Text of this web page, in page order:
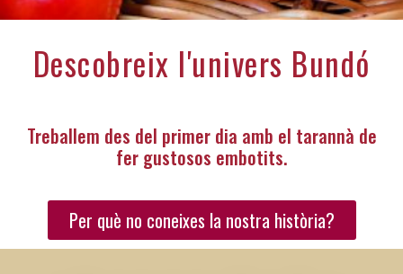
Descobreix l'univers Bundó
Treballem des del primer dia amb el tarannà de
fer gustosos embotits.
Per què no coneixes la nostra història?